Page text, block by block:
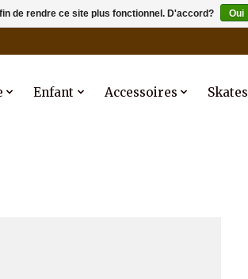
Enfant Accessoires Skates
de rendre ce site plus fonctionnel. D'accord? Oui